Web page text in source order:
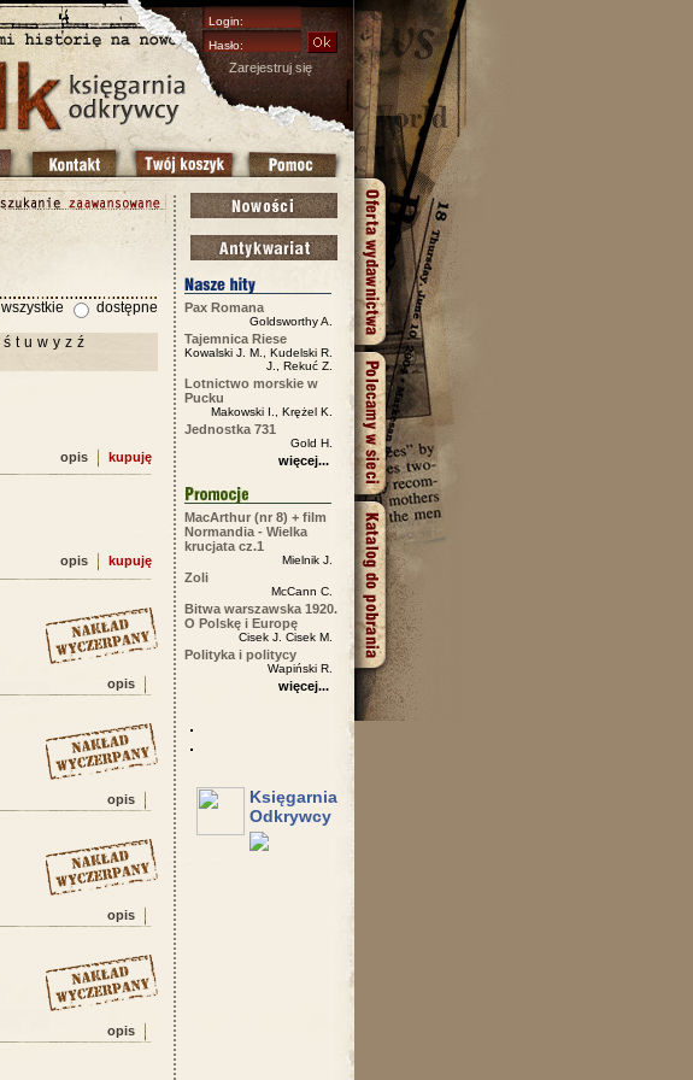
Zarejestruj się
wszystkie dostępne
ś t u w y z ź
opis kupuję
opis kupuję
opis
opis
opis
opis
Pax Romana
Goldsworthy A.
Tajemnica Riese
Kowalski J. M., Kudelski R.
J., Rekuć Z.
Lotnictwo morskie w
Pucku
Makowski I., Krężel K.
Jednostka 731
Gold H.
więcej...
MacArthur (nr 8) + film
Normandia - Wielka
krucjata cz.1
Mielnik J.
Zoli
McCann C.
Bitwa warszawska 1920.
O Polskę i Europę
Cisek J. Cisek M.
Polityka i politycy
Wapiński R.
więcej...
Księgarnia
Odkrywcy